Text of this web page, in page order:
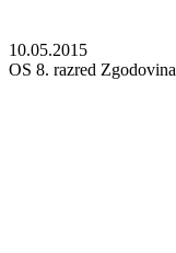
10.05.2015
OS 8. razred Zgodovina